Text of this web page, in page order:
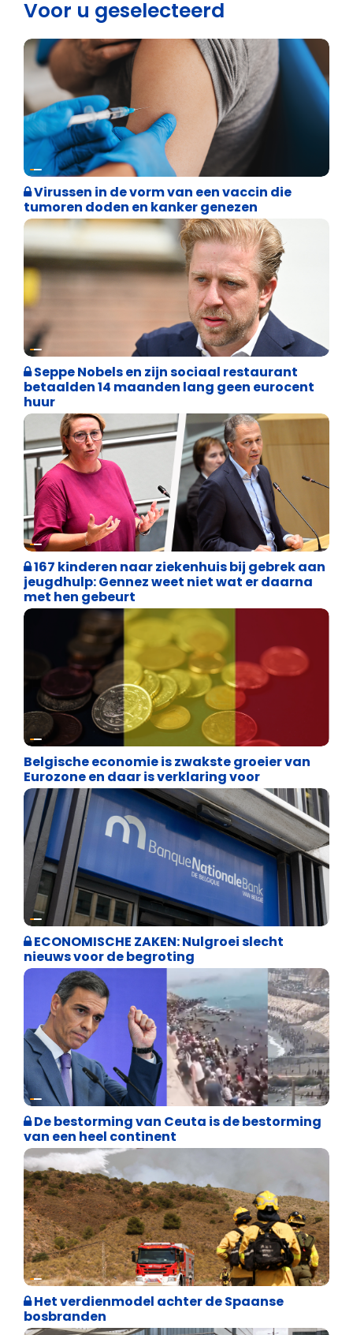
Voor u geselecteerd
Weekblad 't Pallieterke
Virussen in de vorm van een vaccin die
tumoren doden en kanker genezen
Binnenland politiek
Seppe Nobels en zijn sociaal restaurant
betaalden 14 maanden lang geen eurocent
huur
Binnenland politiek
167 kinderen naar ziekenhuis bij gebrek aan
jeugdhulp: Gennez weet niet wat er daarna
met hen gebeurt
Binnenland politiek
Belgische economie is zwakste groeier van
Eurozone en daar is verklaring voor
Binnenland politiek
ECONOMISCHE ZAKEN: Nulgroei slecht
nieuws voor de begroting
Asiel en Migratie
De bestorming van Ceuta is de bestorming
van een heel continent
Internationale politiek
Het verdienmodel achter de Spaanse
bosbranden